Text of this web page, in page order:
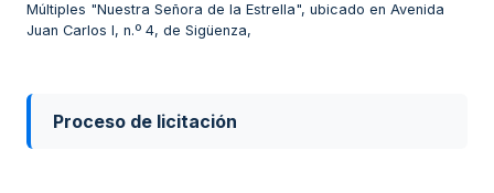
Múltiples "Nuestra Señora de la Estrella", ubicado en Avenida
Juan Carlos I, n.º 4, de Sigüenza,
Proceso de licitación